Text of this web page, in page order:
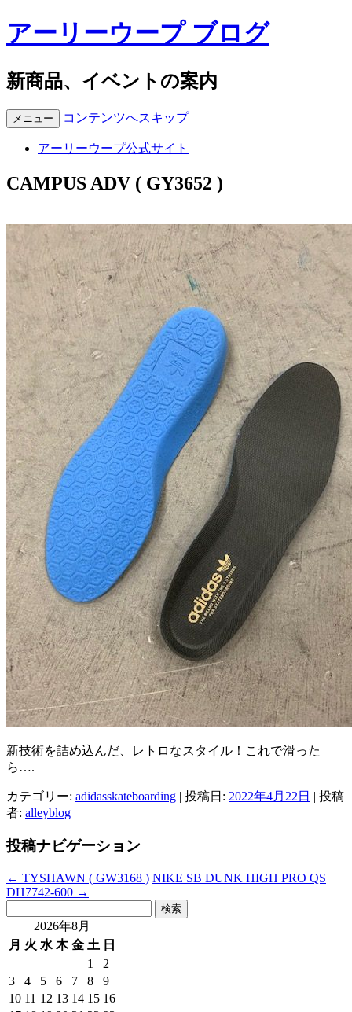
アーリーウープ ブログ
新商品、イベントの案内
メニュー コンテンツへスキップ
アーリーウープ公式サイト
CAMPUS ADV ( GY3652 )
新技術を詰め込んだ、レトロなスタイル！これで滑った
ら….
カテゴリー: adidasskateboarding | 投稿日: 2022年4月22日 | 投稿
者: alleyblog
投稿ナビゲーション
← TYSHAWN ( GW3168 ) NIKE SB DUNK HIGH PRO QS
DH7742-600 →
2026年8月
月 火 水 木 金 土 日
1
2
3
4 5 6 7 8
9
10 11 12 13 14 15 16